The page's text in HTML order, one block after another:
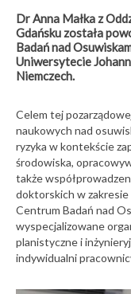
Dr Anna Małka z
Gdańsku została
Badań nad
Uniwersytecie
Niemczech.
Celem tej
naukowych nad
ryzyka w kontekście
środowiska,
także
doktorskich w zakresie
Centrum Badań nad
wyspecjalizowane
planistyczne i
indywidualni